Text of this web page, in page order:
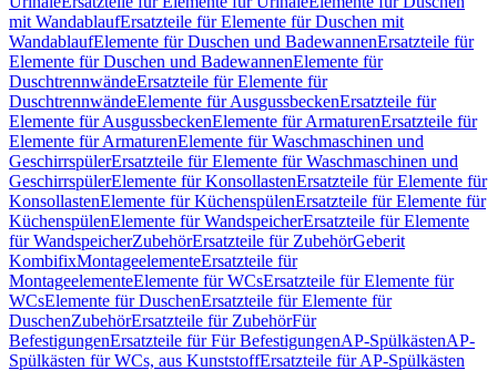
mit WandablaufErsatzteile für Elemente für Duschen mit
WandablaufElemente für Duschen und BadewannenErsatzteile für
Elemente für Duschen und BadewannenElemente für
DuschtrennwändeErsatzteile für Elemente für
DuschtrennwändeElemente für AusgussbeckenErsatzteile für
Elemente für AusgussbeckenElemente für ArmaturenErsatzteile für
Elemente für ArmaturenElemente für Waschmaschinen und
GeschirrspülerErsatzteile für Elemente für Waschmaschinen und
GeschirrspülerElemente für KonsollastenErsatzteile für Elemente für
KonsollastenElemente für KüchenspülenErsatzteile für Elemente für
KüchenspülenElemente für WandspeicherErsatzteile für Elemente
für WandspeicherZubehörErsatzteile für ZubehörGeberit
KombifixMontageelementeErsatzteile für
MontageelementeElemente für WCsErsatzteile für Elemente für
WCsElemente für DuschenErsatzteile für Elemente für
DuschenZubehörErsatzteile für ZubehörFür
BefestigungenErsatzteile für Für BefestigungenAP-SpülkästenAP-
Spülkästen für WCs, aus KunststoffErsatzteile für AP-Spülkästen